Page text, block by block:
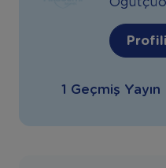
1 Geçmiş